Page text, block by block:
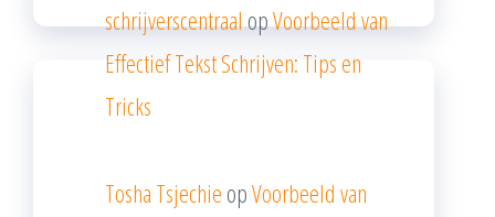
schrijverscentraalopVoorbeeld van
Effectief Tekst Schrijven: Tips en
Tricks
Tosha Tsjechie opVoorbeeld van